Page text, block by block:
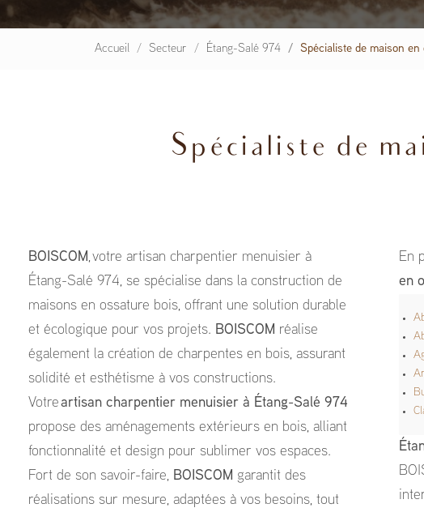
Accueil Secteur Étang-Salé 974 Spécialiste de maison
Spécialiste de
BOISCOM, votre artisan charpentier menuisier à
Étang-Salé 974, se spécialise dans la construction de
maisons en ossature bois, offrant une solution durable
et écologique pour vos projets. BOISCOM réalise
également la création de charpentes en bois, assurant
solidité et esthétisme à vos constructions.
Votreartisan charpentier menuisier à Étang-Salé 974
propose des aménagements extérieurs en bois, alliant
fonctionnalité et design pour sublimer vos espaces.
Fort de son savoir-faire, BOISCOM garantit des
réalisations sur mesure, adaptées à vos besoins, tout
En
en